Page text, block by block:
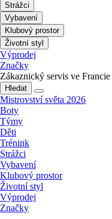
Strážci
Vybavení
Klubový prostor
Životní styl
Výprodej
Značky
Zákaznický servis ve Francie
Hledat
Mistrovství světa 2026
Boty
Týmy
Děti
Trénink
Strážci
Vybavení
Klubový prostor
Životní styl
Výprodej
Značky